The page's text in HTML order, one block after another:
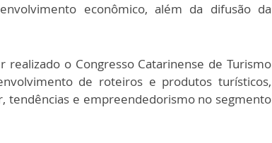
econômico, além da difusão da
realizado o Congresso Catarinense de Turismo
de roteiros e produtos turísticos,
tendências e empreendedorismo no segmento